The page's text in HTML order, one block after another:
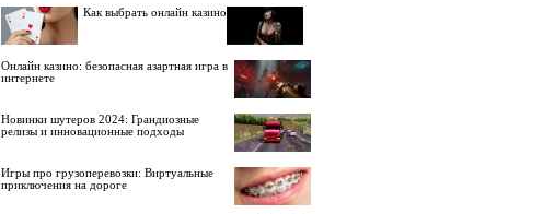
Как выбрать онлайн казино
Онлайн казино: безопасная азартная игра в
интернете
Новинки шутеров 2024: Грандиозные
релизы и инновационные подходы
Игры про грузоперевозки: Виртуальные
приключения на дороге